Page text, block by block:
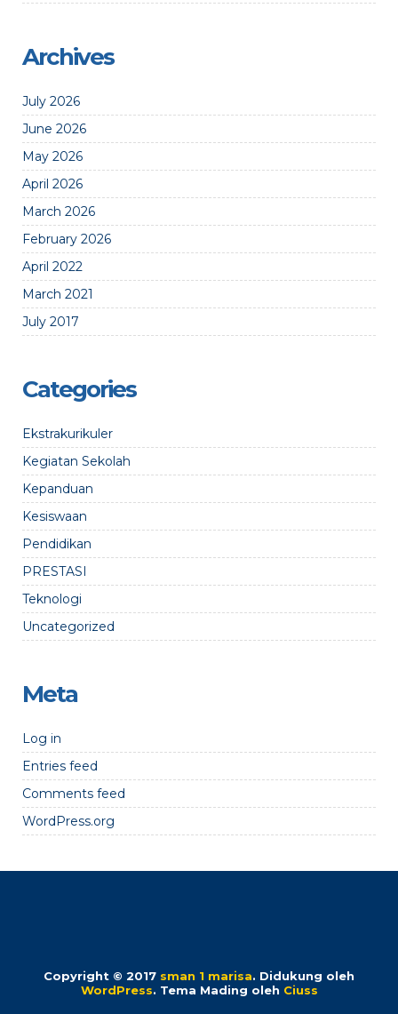
Archives
July 2026
June 2026
May 2026
April 2026
March 2026
February 2026
April 2022
March 2021
July 2017
Categories
Ekstrakurikuler
Kegiatan Sekolah
Kepanduan
Kesiswaan
Pendidikan
PRESTASI
Teknologi
Uncategorized
Meta
Log in
Entries feed
Comments feed
WordPress.org
Copyright © 2017 sman 1 marisa. Didukung oleh
WordPress. Tema Mading oleh Ciuss